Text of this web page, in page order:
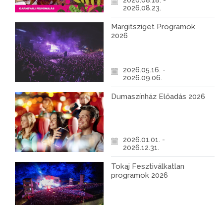
2026.08.23.
Margitsziget Programok
2026
2026.05.16. -
2026.09.06.
Dumaszínház Előadás 2026
2026.01.01. -
2026.12.31.
Tokaj Fesztiválkatlan
programok 2026